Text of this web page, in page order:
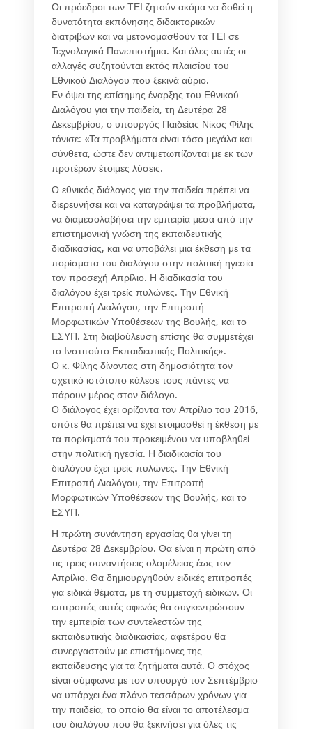
Οι πρόεδροι των ΤΕΙ ζητούν ακόμα να δοθεί η
δυνατότητα εκπόνησης διδακτορικών
διατριβών και να μετονομασθούν τα ΤΕΙ σε
Τεχνολογικά Πανεπιστήμια. Και όλες αυτές οι
αλλαγές συζητούνται εκτός πλαισίου του
Εθνικού Διαλόγου που ξεκινά αύριο.
Εν όψει της επίσημης έναρξης του Εθνικού
Διαλόγου για την παιδεία, τη Δευτέρα 28
Δεκεμβρίου, ο υπουργός Παιδείας Νίκος Φίλης
τόνισε: «Τα προβλήματα είναι τόσο μεγάλα και
σύνθετα, ώστε δεν αντιμετωπίζονται με εκ των
προτέρων έτοιμες λύσεις.
Ο εθνικός διάλογος για την παιδεία πρέπει να
διερευνήσει και να καταγράψει τα προβλήματα,
να διαμεσολαβήσει την εμπειρία μέσα από την
επιστημονική γνώση της εκπαιδευτικής
διαδικασίας, και να υποβάλει μια έκθεση με τα
πορίσματα του διαλόγου στην πολιτική ηγεσία
τον προσεχή Απρίλιο. Η διαδικασία του
διαλόγου έχει τρείς πυλώνες. Την Εθνική
Επιτροπή Διαλόγου, την Επιτροπή
Μορφωτικών Υποθέσεων της Βουλής, και το
ΕΣΥΠ. Στη διαβούλευση επίσης θα συμμετέχει
το Ινστιτούτο Εκπαιδευτικής Πολιτικής».
Ο κ. Φίλης δίνοντας στη δημοσιότητα τον
σχετικό ιστότοπο κάλεσε τους πάντες να
πάρουν μέρος στον διάλογο.
Ο διάλογος έχει ορίζοντα τον Απρίλιο του 2016,
οπότε θα πρέπει να έχει ετοιμασθεί η έκθεση με
τα πορίσματά του προκειμένου να υποβληθεί
στην πολιτική ηγεσία. Η διαδικασία του
διαλόγου έχει τρείς πυλώνες. Την Εθνική
Επιτροπή Διαλόγου, την Επιτροπή
Μορφωτικών Υποθέσεων της Βουλής, και το
ΕΣΥΠ.
Η πρώτη συνάντηση εργασίας θα γίνει τη
Δευτέρα 28 Δεκεμβρίου. Θα είναι η πρώτη από
τις τρεις συναντήσεις ολομέλειας έως τον
Απρίλιο. Θα δημιουργηθούν ειδικές επιτροπές
για ειδικά θέματα, με τη συμμετοχή ειδικών. Οι
επιτροπές αυτές αφενός θα συγκεντρώσουν
την εμπειρία των συντελεστών της
εκπαιδευτικής διαδικασίας, αφετέρου θα
συνεργαστούν με επιστήμονες της
εκπαίδευσης για τα ζητήματα αυτά. Ο στόχος
είναι σύμφωνα με τον υπουργό τον Σεπτέμβριο
να υπάρχει ένα πλάνο τεσσάρων χρόνων για
την παιδεία, το οποίο θα είναι το αποτέλεσμα
του διαλόγου που θα ξεκινήσει για όλες τις